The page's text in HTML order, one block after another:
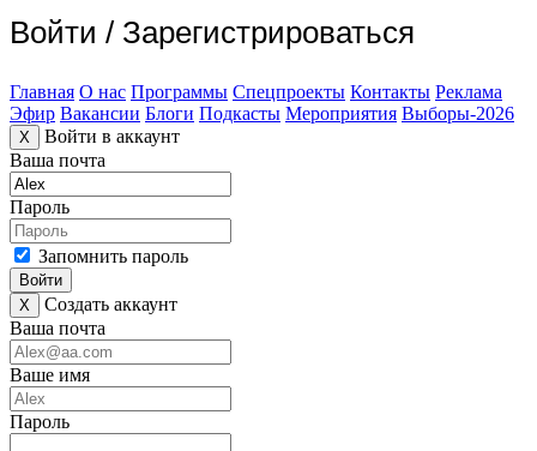
Войти / Зарегистрироваться
Главная О нас Программы Спецпроекты Контакты Реклама
Эфир Вакансии Блоги Подкасты Мероприятия Выборы-2026
X
Войти в аккаунт
Ваша почта
Пароль
Запомнить пароль
Войти
X
Создать аккаунт
Ваша почта
Ваше имя
Пароль